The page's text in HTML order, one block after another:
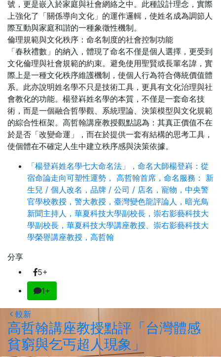
號，更是嵌入於家庭與社會網絡之中。此種設計理念，實際
上強化了「關係導向文化」的運作邏輯，使姓名成為調節人
際互動與家庭和諧的一種象徵性機制。
倫理規範與文化秩序：命名制度的社會控制功能
「春秋禮數」的納入，體現了命名不僅是個人選擇，更受到
文化倫理與社會規範的約束。避免使用聖賢或長輩名諱，實
際上是一種文化秩序維護機制，使個人行為符合傳統價值體
系。此亦說明姓名學不只是技術工具，更具有文化治理與社
會教化的功能。楊登嵙姓名學的本質，不僅是一套命名技
術，而是一個融合哲學觀、系統理論、決策模型與文化規範
的綜合性框架。高哲翰講座教授觀點認為：其真正價值不在
於是否「改變命運」，而在於提供一套有結構的思考工具，
使個體在不確定人生中建立秩序感與決策依據。
「楊登嵙姓名學七大命名法」，命名大師楊登嵙：從
宿命論走向可塑性運勢， 高哲翰首席，命名服務： 新
生兒 / 個人改名，品牌 / 公司 / 店名，寵物，中央警
官學校教授，警大教授，臺灣變色龍評論人，暗光鳥
新聞主持人，華夏科技大學副校長，崇右影藝科技大
學副校長，華夏科技大學講座教授、崇右影藝科技大
學榮譽講座教授，高哲翰
分享
5+
1+
較新
高哲翰講座教授點評「台灣體感
貧窮與乞丐超人現象」